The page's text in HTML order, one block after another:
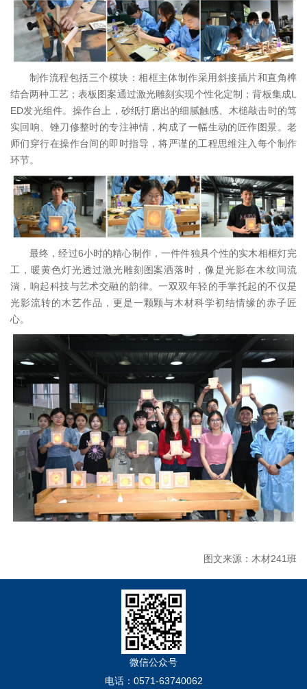
制作流程包括三个模块：相框主体制作采用斜接插片和直角榫
结合两种工艺；表板图案通过激光雕刻实现个性化定制；背板集成L
ED发光组件。操作台上，砂纸打磨出的细腻触感、木槌敲击时的笃
实回响、锉刀修整时的专注神情，构成了一幅生动的匠作图景。老
师们穿行在操作台间的即时指导，将严谨的工程思维注入每个制作
环节。
最终，经过6小时的精心制作，一件件独具个性的实木相框灯完
工，暖黄色灯光透过激光雕刻图案洒落时，像是光影在木纹间流
淌，响起科技与艺术交融的韵律。一双双年轻的手掌托起的不仅是
光影流转的木艺作品，更是一颗颗与木材科学初结情缘的赤子匠
心。
图文来源：木材241班
微信公众号
电话：0571-63740062